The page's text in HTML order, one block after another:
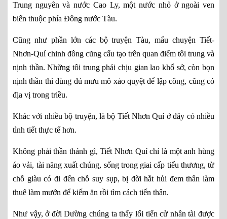
Trung nguyên và nước Cao Ly, một nước nhỏ ở ngoài ven
biển thuộc phía Đông nước Tàu.
Cũng như phần lớn các bộ truyện Tàu, mẩu chuyện Tiết-
Nhơn-Quí chinh đông cũng cấu tạo trên quan điểm tôi trung và
nịnh thần. Những tôi trung phải chịu gian lao khổ sở, còn bọn
nịnh thần thì dùng đủ mưu mô xảo quyệt để lập công, cũng có
địa vị trong triều.
Khác với nhiều bộ truyện, là bộ Tiết Nhơn Quí ở đây có nhiều
tình tiết thực tế hơn.
Không phải thần thánh gì, Tiết Nhơn Quí chỉ là một anh hùng
áo vải, tài năng xuất chúng, sống trong giai cấp tiểu thương, từ
chỗ giàu có đi đến chỗ suy sụp, bị đời hắt hủi đem thân làm
thuê làm mướn để kiếm ăn rồi tìm cách tiến thân.
Như vậy, ở đời Dường chúng ta thấy lối tiến cử nhân tài được